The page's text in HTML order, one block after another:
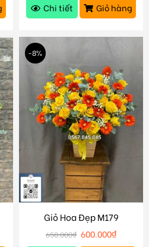
Chi tiết
Giỏ hàng
-8%
Giỏ Hoa Đẹp M179
650.000₫ 600.000₫